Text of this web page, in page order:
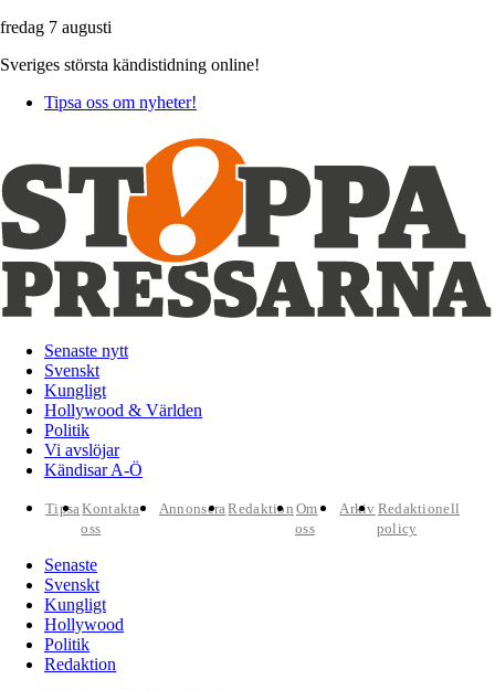
fredag 7 augusti
Sveriges största kändistidning online!
Tipsa oss om nyheter!
Senaste nytt
Svenskt
Kungligt
Hollywood & Världen
Politik
Vi avslöjar
Kändisar A-Ö
TipsaKontakta
oss
AnnonseraRedaktion Om
oss
Arkiv Redaktionell
policy
Senaste
Svenskt
Kungligt
Hollywood
Politik
Redaktion